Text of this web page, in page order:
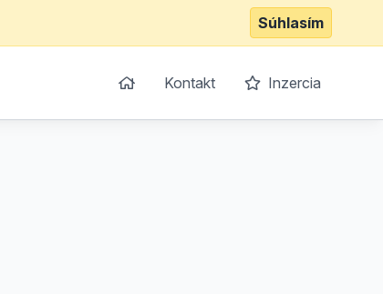
Súhlasím
Kontakt Inzercia